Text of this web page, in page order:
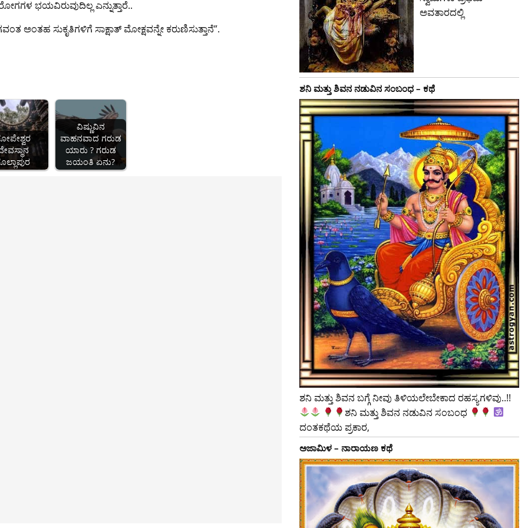
ಭಯವಿರುವುದಿಲ್ಲ ಎನ್ನುತ್ತಾರೆ..
ಅಂತಹ ಸುಕೃತಿಗಳಿಗೆ ಸಾಕ್ಷಾತ್ ಮೋಕ್ಷವನ್ನೇ ಕರುಣಿಸುತ್ತಾನೆ”.
ವಿಷ್ಣುವಿನ
ವಾಹನವಾದ ಗರುಡ
ಯಾರು ? ಗರುಡ
ಜಯಂತಿ ಏನು?
ಅವತಾರದಲ್ಲಿ
ಶನಿ ಮತ್ತು ಶಿವನ ನಡುವಿನ ಸಂಬಂಧ – ಕಥೆ
ಶನಿ ಮತ್ತು ಶಿವನ ಬಗ್ಗೆ ನೀವು ತಿಳಿಯಲೇಬೇಕಾದ ರಹಸ್ಯಗಳಿವು..!!
ಶನಿ ಮತ್ತು ಶಿವನ ನಡುವಿನ ಸಂಬಂಧ
ದಂತಕಥೆಯ ಪ್ರಕಾರ,
ಅಜಾಮಿಳ – ನಾರಾಯಣ ಕಥೆ